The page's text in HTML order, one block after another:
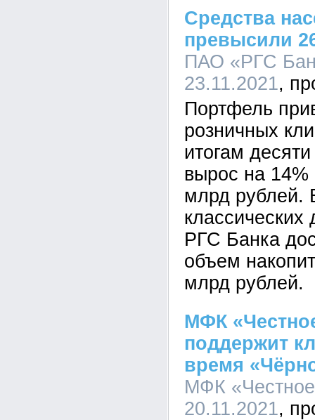
Средства
превысили
ПАО «РГС
23.11.2021
Портфель
розничных
итогам
вырос на
млрд рублей.
классических
РГС Банка
объем
млрд рублей.
МФК
поддержит
время
МФК
20.11.2021